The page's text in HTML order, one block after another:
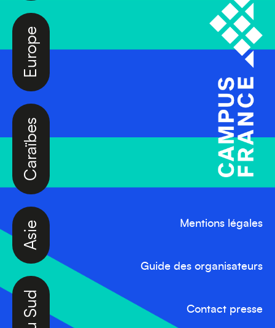
Asie
Caraïbes
Europe
Mentions légales
Guide des organisateurs
Contact presse